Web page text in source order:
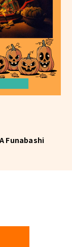
Funabashi